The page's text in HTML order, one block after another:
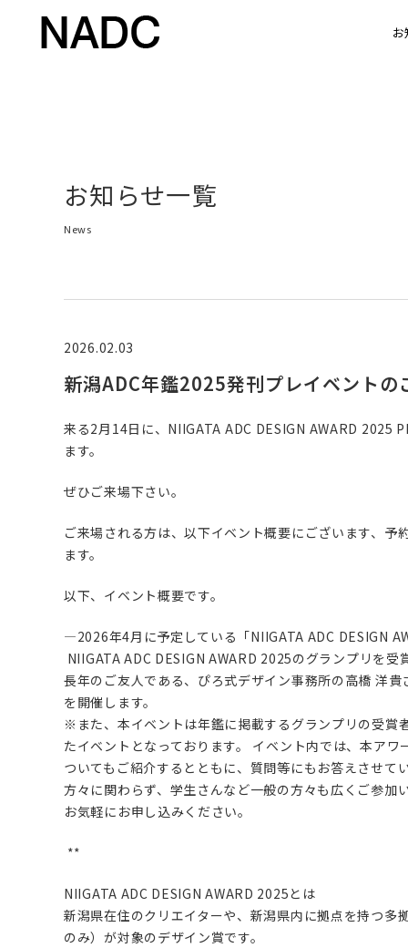
お
お知らせ一覧
News
2026.02.03
新潟ADC年鑑2025発刊プレイベントの
来る2月14日に、NIIGATA ADC DESIGN AWARD 2025
ます。
ぜひご来場下さい。
ご来場される方は、以下イベント概要にございます、予
ます。
以下、イベント概要です。
—2026年4月に予定している「NIIGATA ADC DESIGN
NIIGATA ADC DESIGN AWARD 2025のグランプリを
長年のご友人である、ぴろ式デザイン事務所の高橋 洋
を開催します。
※また、本イベントは年鑑に掲載するグランプリの受賞
たイベントとなっております。 イベント内では、本ア
ついてもご紹介するとともに、質問等にもお答えさせて
方々に関わらず、学生さんなど一般の方々も広くご参加
お気軽にお申し込みください。
**
NIIGATA ADC DESIGN AWARD 2025とは
新潟県在住のクリエイターや、新潟県内に拠点を持つ多
のみ）が対象のデザイン賞です。